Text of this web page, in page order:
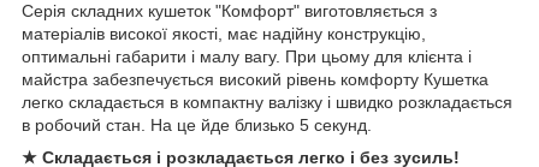
Серія складних кушеток "Комфорт" виготовляється з
матеріалів високої якості, має надійну конструкцію,
оптимальні габарити і малу вагу. При цьому для клієнта і
майстра забезпечується високий рівень комфорту Кушетка
легко складається в компактну валізку і швидко розкладається
в робочий стан. На це йде близько 5 секунд.
★ Складається і розкладається легко і без зусиль!